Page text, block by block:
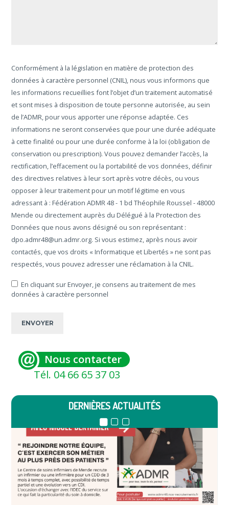
Conformément à la législation en matière de protection des
données à caractère personnel (CNIL), nous vous informons que
les informations recueillies font l’objet d’un traitement automatisé
et sont mises à disposition de toute personne autorisée, au sein
de l’ADMR, pour vous apporter une réponse adaptée. Ces
informations ne seront conservées que pour une durée adéquate
à cette finalité ou pour une durée conforme à la loi (obligation de
conservation ou prescription). Vous pouvez demander l’accès, la
rectification, l’effacement ou la portabilité de vos données, définir
des directives relatives à leur sort après votre décès, ou vous
opposer à leur traitement pour un motif légitime en vous
adressant à : Fédération ADMR 48 - 1 bd Théophile Roussel - 48000
Mende ou directement auprès du Délégué à la Protection des
Données que nous avons désigné ou son représentant :
dpo.admr48@un.admr.org. Si vous estimez, après nous avoir
contactés, que vos droits « Informatique et Libertés » ne sont pas
respectés, vous pouvez adresser une réclamation à la CNIL.
En cliquant sur Envoyer, je consens au traitement de mes
données à caractère personnel
Nous contacter
Tél. 04 66 65 37 03
DERNIÈRES ACTUALITÉS